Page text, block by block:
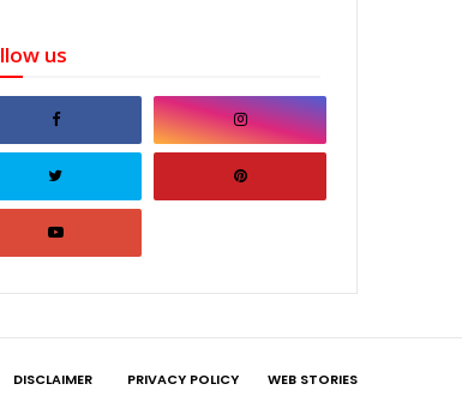
us
DISCLAIMER PRIVACY POLICY WEB STORIES